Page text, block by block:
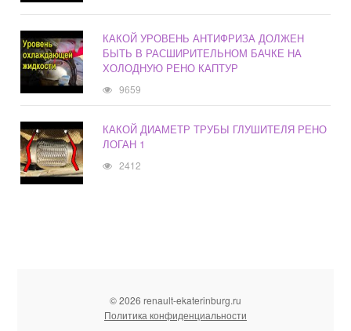
КАКОЙ УРОВЕНЬ АНТИФРИЗА ДОЛЖЕН
БЫТЬ В РАСШИРИТЕЛЬНОМ БАЧКЕ НА
ХОЛОДНУЮ РЕНО КАПТУР
9659
КАКОЙ ДИАМЕТР ТРУБЫ ГЛУШИТЕЛЯ РЕНО
ЛОГАН 1
2412
© 2026 renault-ekaterinburg.ru
Политика конфиденциальности